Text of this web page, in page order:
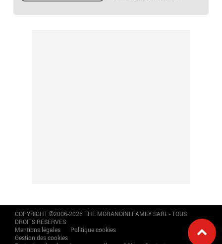
COPYRIGHT ©2006-2026 THE MORANDINI FAMILY SARL - TOUS
DROITS RESERVES
Mentions légales
Politique cookies
Gestion des cookies